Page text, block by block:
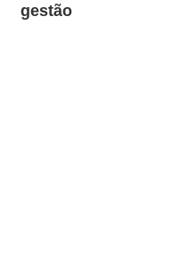
gestão